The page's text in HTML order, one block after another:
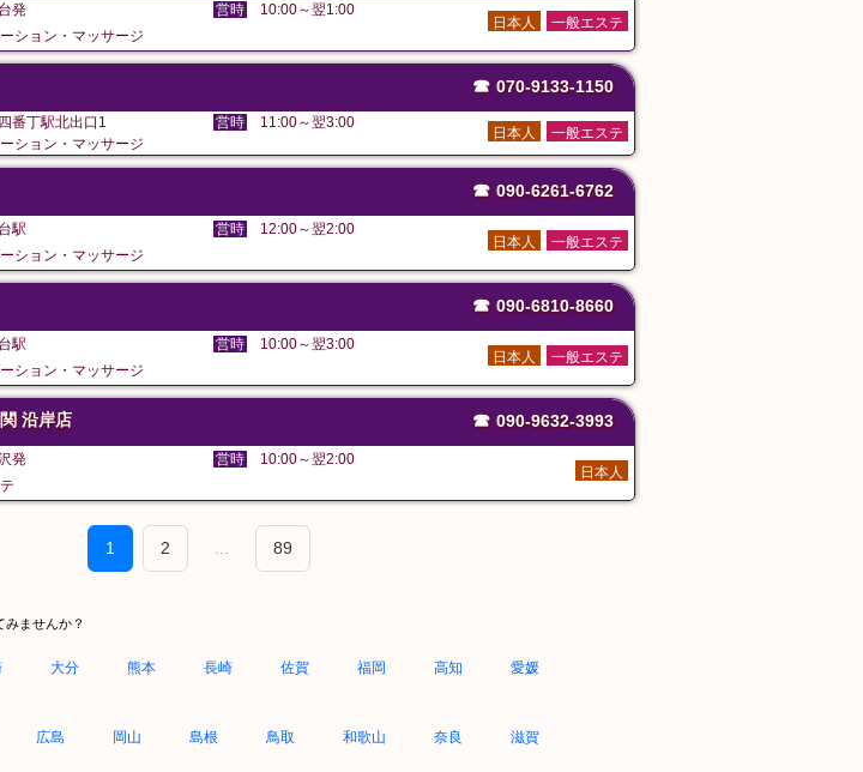
発 営時 10:00～翌1:00
一般エステ
日本人
ション・マッサージ
☎ 070-9133-1150
番丁駅北出口1 営時 11:00～翌3:00
一般エステ
日本人
ション・マッサージ
☎ 090-6261-6762
駅 営時 12:00～翌2:00
一般エステ
日本人
ション・マッサージ
☎ 090-6810-8660
駅 営時 10:00～翌3:00
一般エステ
日本人
ション・マッサージ
沿岸店 ☎ 090-9632-3993
発 営時 10:00～翌2:00
日本人
1 2 89
ませんか？
大分 熊本 長崎 佐賀 福岡 高知 愛媛
広島 岡山 島根 鳥取 和歌山 奈良 滋賀